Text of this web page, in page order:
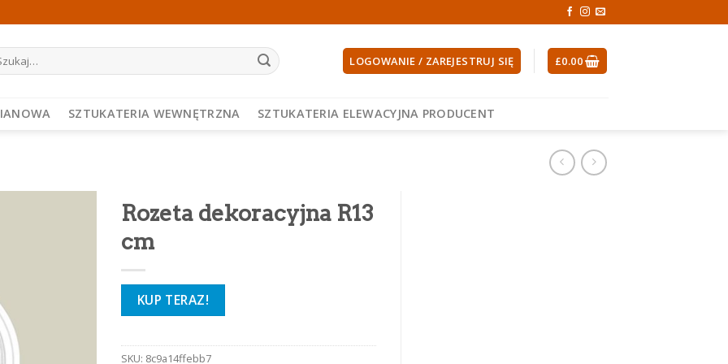
LOGOWANIE / ZAREJESTRUJ SIĘ £0.00
SZTUKATERIA WEWNĘTRZNA SZTUKATERIA ELEWACYJNA PRODUCENT
Rozeta dekoracyjna R13
cm
KUP TERAZ!
SKU: 8c9a14ffebb7